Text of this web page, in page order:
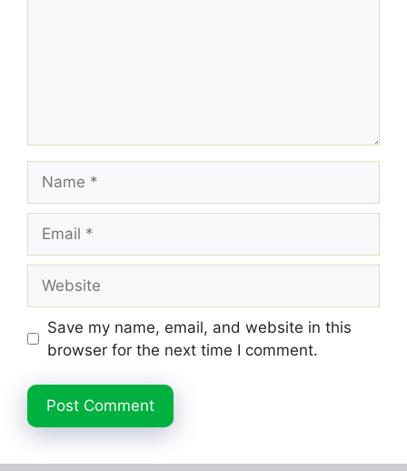
Save my name, email, and website in this
browser for the next time I comment.